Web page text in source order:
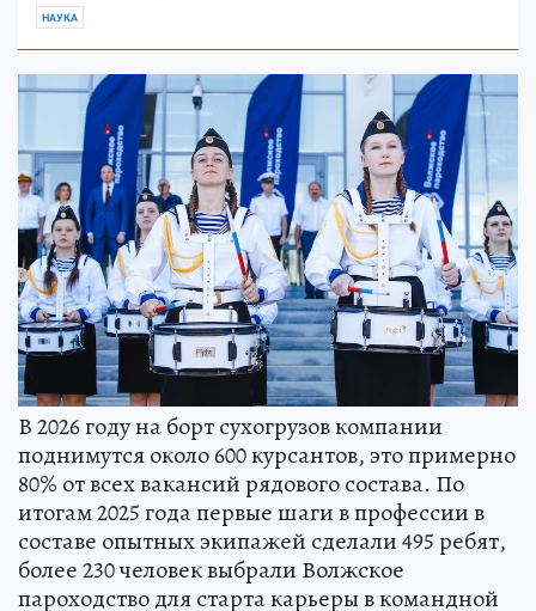
НАУКА
В 2026 году на борт сухогрузов компании
поднимутся около 600 курсантов, это примерно
80% от всех вакансий рядового состава. По
итогам 2025 года первые шаги в профессии в
составе опытных экипажей сделали 495 ребят,
более 230 человек выбрали Волжское
пароходство для старта карьеры в командной